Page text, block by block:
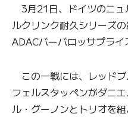
3月21日、ドイツのニュ
ルクリンク耐久シリーズ
ADACバーバロッサプライ
この一戦には、レッド
フェルスタッペンがダニ
ル・グーノンとトリオを